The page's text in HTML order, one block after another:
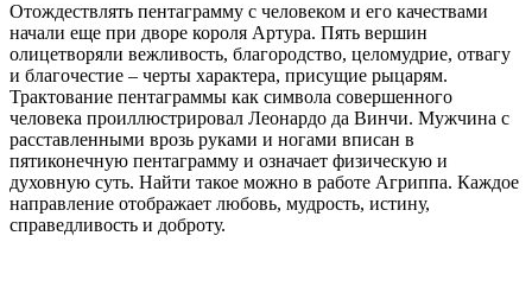
Отождествлять пентаграмму с человеком и его качествами
начали еще при дворе короля Артура. Пять вершин
олицетворяли вежливость, благородство, целомудрие, отвагу
и благочестие – черты характера, присущие рыцарям.
Трактование пентаграммы как символа совершенного
человека проиллюстрировал Леонардо да Винчи. Мужчина с
расставленными врозь руками и ногами вписан в
пятиконечную пентаграмму и означает физическую и
духовную суть. Найти такое можно в работе Агриппа. Каждое
направление отображает любовь, мудрость, истину,
справедливость и доброту.